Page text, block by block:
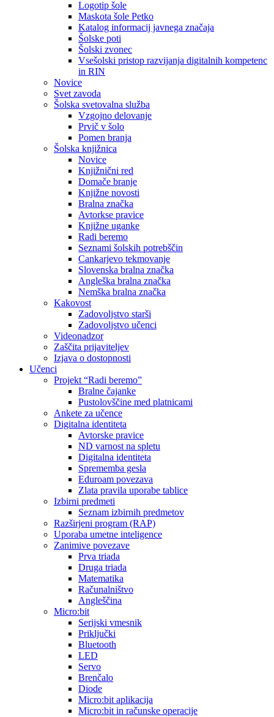
Logotip šole
Maskota šole Petko
Katalog informacij javnega značaja
Šolske poti
Šolski zvonec
Vsešolski pristop razvijanja digitalnih kompetenc
in RIN
Novice
Svet zavoda
Šolska svetovalna služba
Vzgojno delovanje
Prvič v šolo
Pomen branja
Šolska knjižnica
Novice
Knjižnični red
Domače branje
Knjižne novosti
Bralna značka
Avtorkse pravice
Knjižne uganke
Radi beremo
Seznami šolskih potrebščin
Cankarjevo tekmovanje
Slovenska bralna značka
Angleška bralna značka
Nemška bralna značka
Kakovost
Zadovoljstvo starši
Zadovoljstvo učenci
Videonadzor
Zaščita prijaviteljev
Izjava o dostopnosti
Učenci
Projekt “Radi beremo”
Bralne čajanke
Pustolovščine med platnicami
Ankete za učence
Digitalna identiteta
Avtorske pravice
ND varnost na spletu
Digitalna identiteta
Sprememba gesla
Eduroam povezava
Zlata pravila uporabe tablice
Izbirni predmeti
Seznam izbirnih predmetov
Razširjeni program (RAP)
Uporaba umetne inteligence
Zanimive povezave
Prva triada
Druga triada
Matematika
Računalništvo
Angleščina
Micro:bit
Serijski vmesnik
Priključki
Bluetooth
LED
Servo
Brenčalo
Diode
Micro:bit aplikacija
Micro:bit in računske operacije